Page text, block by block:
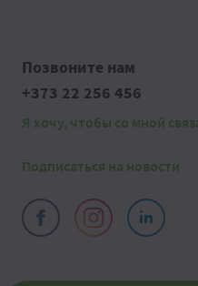
Позвоните нам
+373 22 256 456
Я хочу, чтобы со мной
Подписаться на новости